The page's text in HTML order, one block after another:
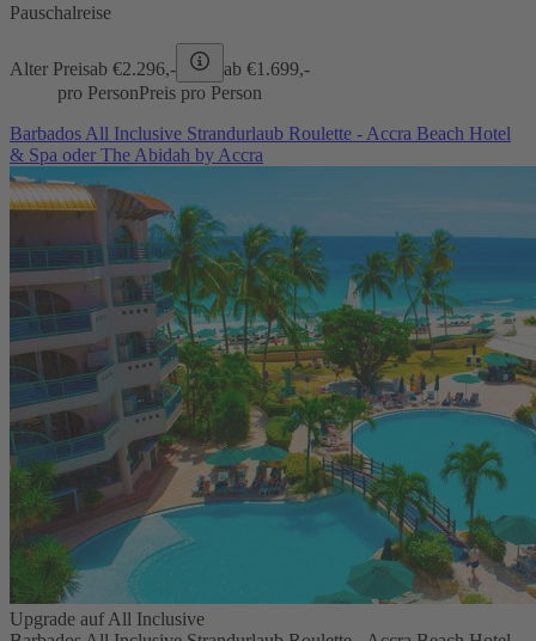
Pauschalreise
Alter Preisab €2.296,- ab €1.699,-
pro PersonPreis pro Person
Barbados All Inclusive Strandurlaub Roulette - Accra Beach Hotel
& Spa oder The Abidah by Accra
Upgrade auf All Inclusive